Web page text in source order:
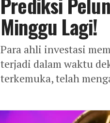
Minggu Lagi!
Para ahli investasi
terjadi dalam waktu
terkemuka, telah